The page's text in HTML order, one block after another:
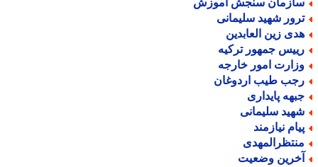
سنجش آموزش
شهید سلیمانی
زین العابدین
جمهور ترکیه
امور خارجه
طیب اردوغان
پایداری
سلیمانی
نیازمند
وضعیت